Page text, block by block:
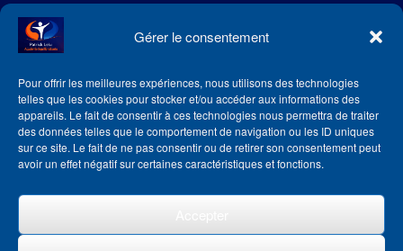
Gérer le consentement
Pour offrir les meilleures expériences, nous utilisons des technologies
telles que les cookies pour stocker et/ou accéder aux informations des
appareils. Le fait de consentir à ces technologies nous permettra de traiter
des données telles que le comportement de navigation ou les ID uniques
sur ce site. Le fait de ne pas consentir ou de retirer son consentement peut
avoir un effet négatif sur certaines caractéristiques et fonctions.
Suivez l’Académie EquilibreSante